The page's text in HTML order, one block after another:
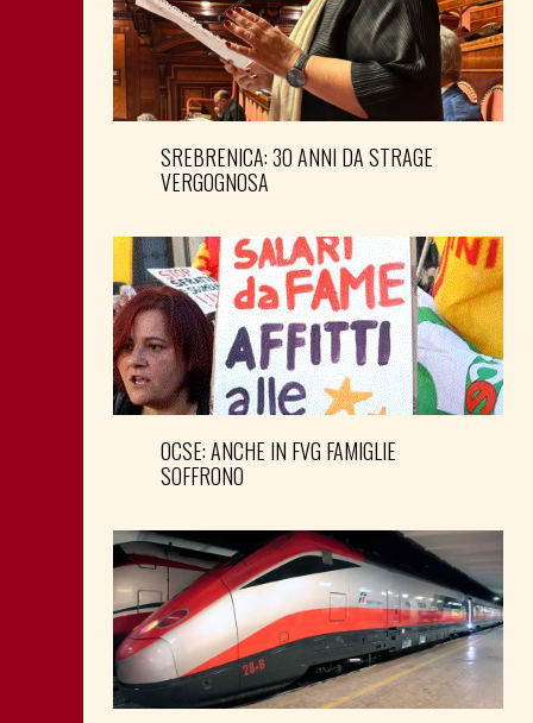
SREBRENICA: 30 ANNI DA STRAGE
VERGOGNOSA
OCSE: ANCHE IN FVG FAMIGLIE
SOFFRONO